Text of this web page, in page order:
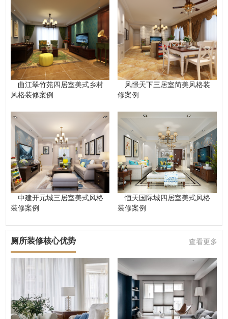
曲江翠竹苑四居室美式乡村
风格装修案例
风憬天下三居室简美风格装
修案例
中建开元城三居室美式风格
装修案例
恒天国际城四居室美式风格
装修案例
厕所装修核心优势 查看更多